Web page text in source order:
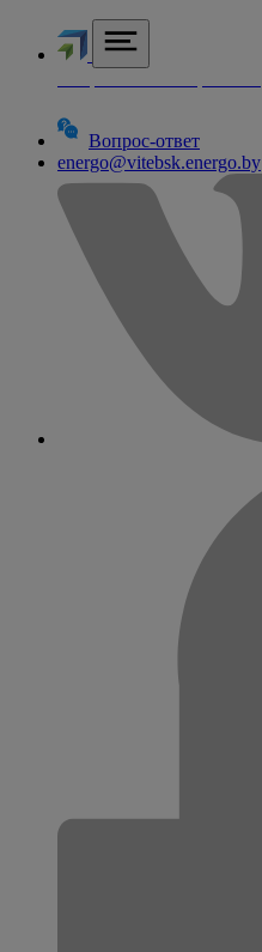
Вопрос-ответ
energo@vitebsk.energo.by